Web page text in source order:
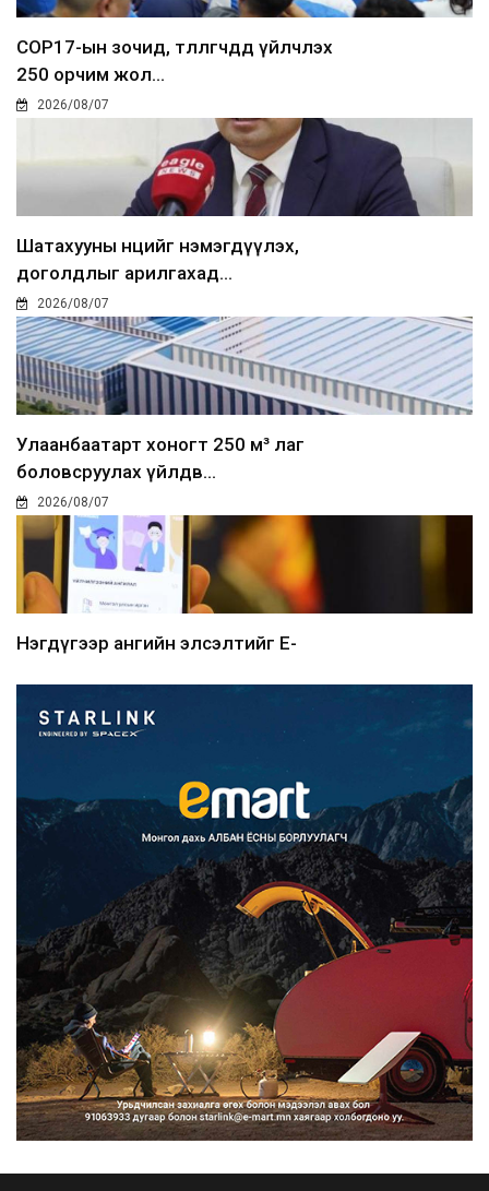
COP17-ын зочид, төлөөлөгчдөд үйлчлэх
250 орчим жол...
2026/08/07
Шатахууны нөөцийг нэмэгдүүлэх,
доголдлыг арилгахад...
2026/08/07
Улаанбаатарт хоногт 250 м³ лаг
боловсруулах үйлдв...
2026/08/07
Нэгдүгээр ангийн элсэлтийг E-
Францад иргэд рүү зөвшөөрөлгүй
сурталчилгааны дууд...
2026/08/07
Нийтийн тээврийн Ч:19А чиглэлийн
замналд түр хугац...
2026/08/07